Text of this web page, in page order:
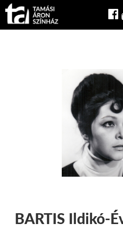
BARTIS Ildikó-